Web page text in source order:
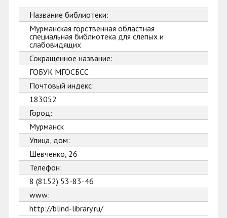
Название библиотеки:
Мурманская горственная областная
специальная библиотека для слепых и
слабовидящих
Сокращенное название:
ГОБУК МГОСБСС
Почтовый индекс:
183052
Город:
Мурманск
Улица, дом:
Шевченко, 26
Телефон:
8 (8152) 53-83-46
www:
http://blind-library.ru/